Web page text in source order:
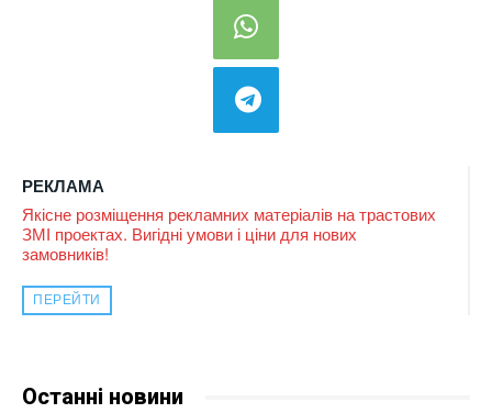
РЕКЛАМА
Якісне розміщення рекламних матеріалів на трастових
ЗМІ проектах. Вигідні умови і ціни для нових
замовників!
ПЕРЕЙТИ
Останні новини